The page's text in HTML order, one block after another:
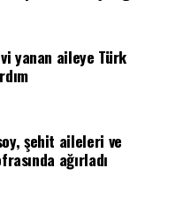
yanan aileye Türk
şehit aileleri ve
ağırladı